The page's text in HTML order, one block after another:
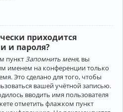
приходится
и пароля?
пунктЗапомнить меня, вы
именем на конференции только
Это сделано для того, чтобы
вашей учётной записью.
вводить имя пользователя
отметить флажком пункт